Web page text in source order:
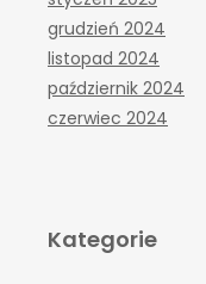
grudzień 2024
listopad 2024
październik 2024
czerwiec 2024
Kategorie